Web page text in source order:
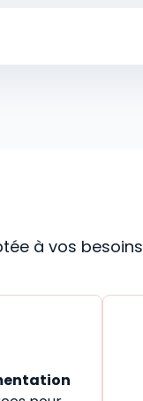
à vos besoins